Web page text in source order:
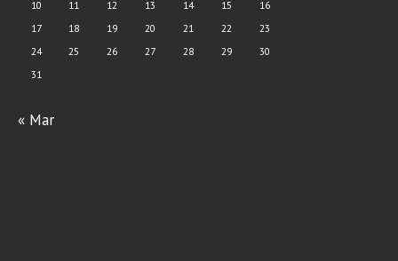
10
11 12 13 14 15
16
17
18 19 20 21 22
23
24
25 26 27 28 29
30
31
« Mar